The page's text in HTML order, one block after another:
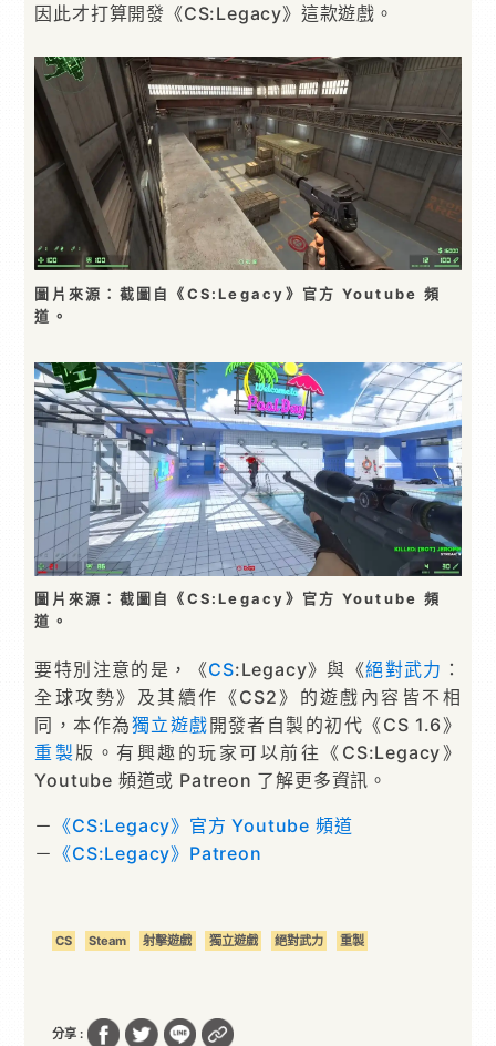
因此才打算開發《CS:Legacy》這款遊戲。
圖片來源：截圖自《CS:Legacy》官方 Youtube 頻
道。
圖片來源：截圖自《CS:Legacy》官方 Youtube 頻
道。
要特別注意的是，《CS:Legacy》與《絕對武力 ：
全球攻勢》及其續作《CS2》的遊戲內容皆不相
同，本作為獨立遊戲 開發者自製的初代《CS 1.6》
重製版。有興趣的玩家可以前往《CS:Legacy》
Youtube 頻道或 Patreon 了解更多資訊。
－ 《CS:Legacy》官方 Youtube 頻道
－ 《CS:Legacy》Patreon
CS Steam 射擊遊戲 獨立遊戲 絕對武力 重製
分享 :